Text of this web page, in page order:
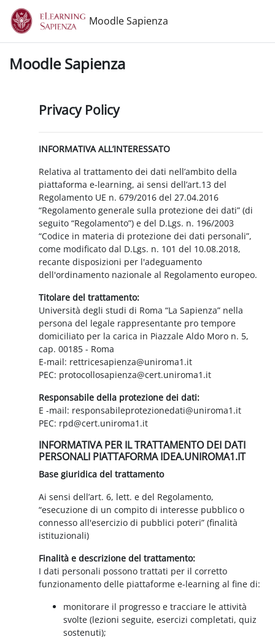
Vai al contenuto principale
Moodle Sapienza
Moodle Sapienza
Privacy Policy
INFORMATIVA ALL’INTERESSATO
Relativa al trattamento dei dati nell’ambito della
piattaforma e-learning, ai sensi dell’art.13 del
Regolamento UE n. 679/2016 del 27.04.2016
“Regolamento generale sulla protezione dei dati” (di
seguito “Regolamento”) e del D.Lgs. n. 196/2003
“Codice in materia di protezione dei dati personali”,
come modificato dal D.Lgs. n. 101 del 10.08.2018,
recante disposizioni per l'adeguamento
dell'ordinamento nazionale al Regolamento europeo.
Titolare del trattamento:
Università degli studi di Roma “La Sapienza” nella
persona del legale rappresentante pro tempore
domiciliato per la carica in Piazzale Aldo Moro n. 5,
cap. 00185 - Roma
E-mail: rettricesapienza@uniroma1.it
PEC: protocollosapienza@cert.uniroma1.it
Responsabile della protezione dei dati:
E -mail: responsabileprotezionedati@uniroma1.it
PEC: rpd@cert.uniroma1.it
INFORMATIVA PER IL TRATTAMENTO DEI DATI
PERSONALI PIATTAFORMA IDEA.UNIROMA1.IT
Base giuridica del trattamento
Ai sensi dell’art. 6, lett. e del Regolamento,
“esecuzione di un compito di interesse pubblico o
connesso all'esercizio di pubblici poteri” (finalità
istituzionali)
Finalità e descrizione del trattamento:
I dati personali possono trattati per il corretto
funzionamento delle piattaforme e-learning al fine di:
monitorare il progresso e tracciare le attività
svolte (lezioni seguite, esercizi completati, quiz
sostenuti);